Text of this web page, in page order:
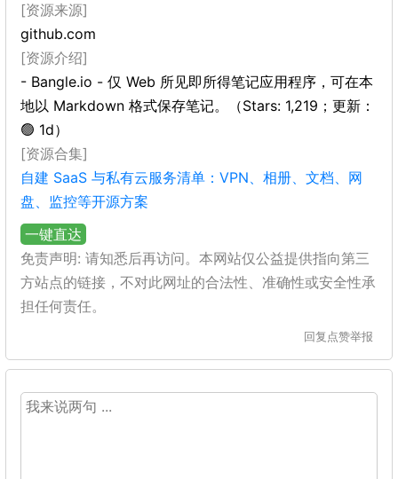
[资源来源]
github.com
[资源介绍]
- Bangle.io - 仅 Web 所见即所得笔记应用程序，可在本
地以 Markdown 格式保存笔记。（Stars: 1,219；更新：
🟢 1d）
[资源合集]
自建 SaaS 与私有云服务清单：VPN、相册、文档、网
盘、监控等开源方案
一键直达
免责声明: 请知悉后再访问。本网站仅公益提供指向第三
方站点的链接，不对此网址的合法性、准确性或安全性承
担任何责任。
回复 点赞举报